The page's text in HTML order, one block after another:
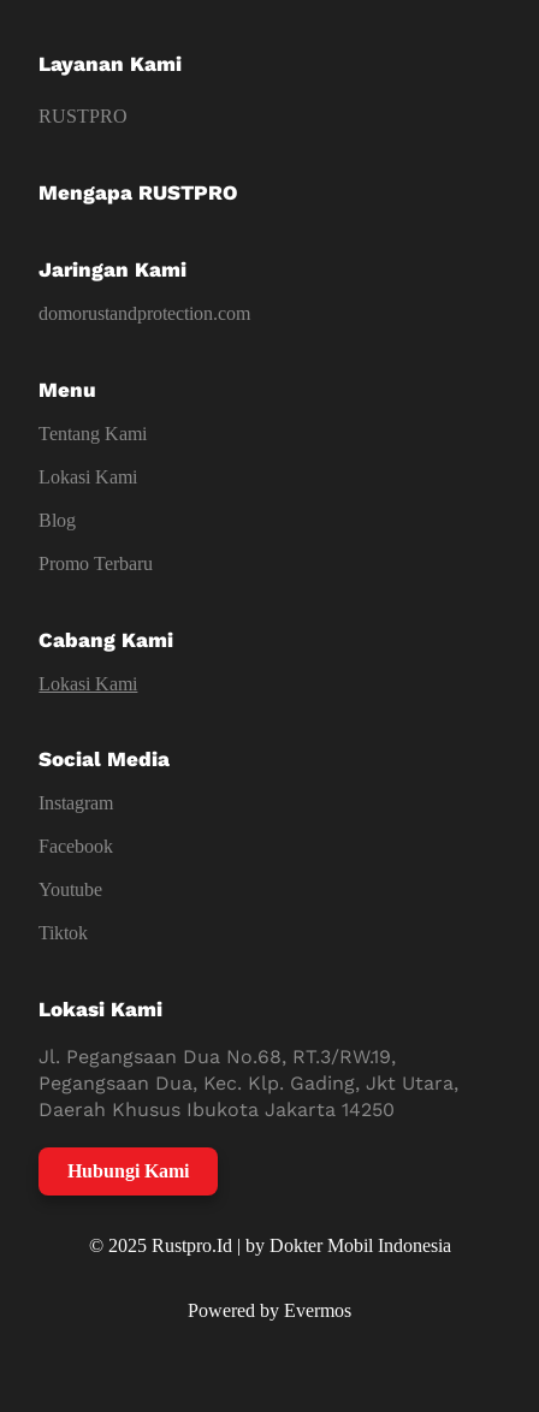
Layanan Kami
RUSTPRO
Mengapa RUSTPRO
Jaringan Kami
domorustandprotection.com
Menu
Tentang Kami
Lokasi Kami
Blog
Promo Terbaru
Cabang Kami
Lokasi Kami
Social Media
Instagram
Facebook
Youtube
Tiktok
Lokasi Kami
Jl. Pegangsaan Dua No.68, RT.3/RW.19,
Pegangsaan Dua, Kec. Klp. Gading, Jkt Utara,
Daerah Khusus Ibukota Jakarta 14250
Hubungi Kami
© 2025 Rustpro.Id | by Dokter Mobil Indonesia
Powered by Evermos